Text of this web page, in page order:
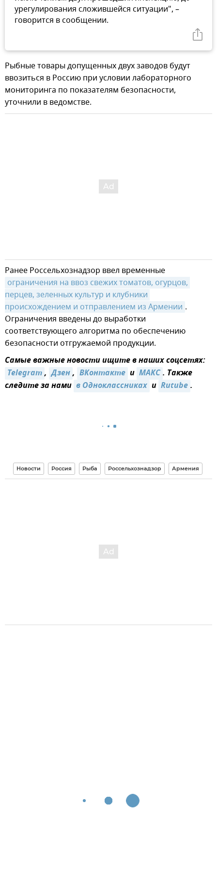
урегулирования сложившейся ситуации", –
говорится в сообщении.
Рыбные товары допущенных двух заводов будут
ввозиться в Россию при условии лабораторного
мониторинга по показателям безопасности,
уточнили в ведомстве.
Ранее Россельхознадзор ввел временные
ограничения на ввоз свежих томатов, огурцов,
перцев, зеленных культур и клубники
происхождением и отправлением из Армении .
Ограничения введены до выработки
соответствующего алгоритма по обеспечению
безопасности отгружаемой продукции.
Самые важные новости ищите в наших соцсетях:
Telegram, Дзен, ВКонтакте и МАКС. Также
следите за нами в Одноклассниках и Rutube.
Новости Россия Рыба Россельхознадзор Армения